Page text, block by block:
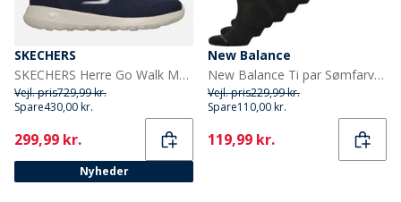
SKECHERS
SKECHERS Herre Go Walk Max Maddoxx Sneakers Navy
Vejl. pris729,99 kr.
Spare430,00 kr.
Current
299,99 kr.
Nyheder
New Balance
New Balance Ti par Sømfarvede Strømpebukser Sort
Vejl. pris229,99 kr.
Spare110,00 kr.
Current
119,99 kr.